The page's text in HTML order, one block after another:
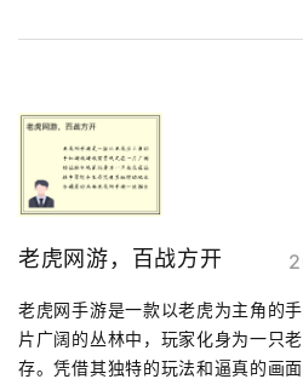
老虎网游，百战方开
老虎网手游是一款以老虎为主角的
片广阔的丛林中，玩家化身为一只
存。凭借其独特的玩法和逼真的画